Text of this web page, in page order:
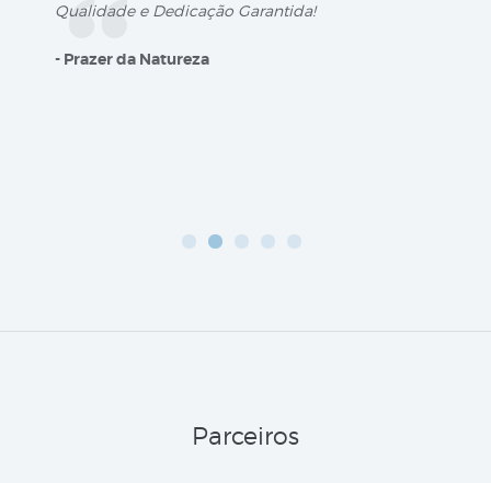
Qualidade e Dedicação Garantida!
- Prazer da Natureza
Parceiros